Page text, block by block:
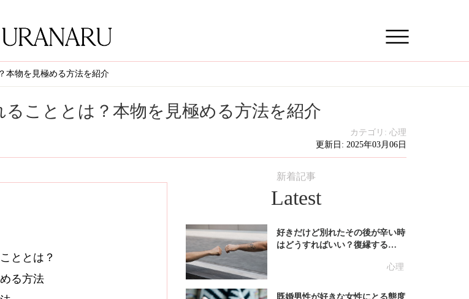
本物を見極める方法を紹介
こととは？本物を見極める方法を紹介
カテゴリ: 心理
更新日: 2025年03月06日
ととは？
る方法
新着記事
Latest
心理
好きだけど別れたその後が辛い時
はどうすればいい？復縁する…
既婚男性が好きな女性にとる態度